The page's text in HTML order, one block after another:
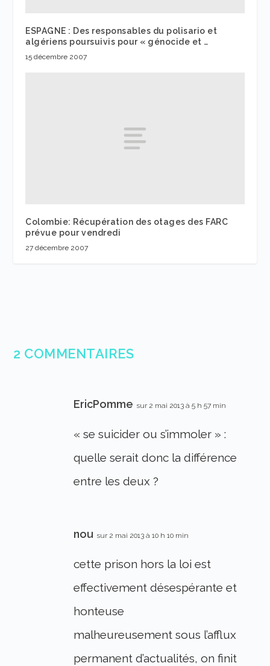
ESPAGNE : Des responsables du polisario et
algériens poursuivis pour « génocide et …
15 décembre 2007
Colombie: Récupération des otages des FARC
prévue pour vendredi
27 décembre 2007
2 COMMENTAIRES
EricPomme sur 2 mai 2013 à 5 h 57 min
« se suicider ou s’immoler » :
quelle serait donc la différence
entre les deux ?
nou sur 2 mai 2013 à 10 h 10 min
cette prison hors la loi est
effectivement désespérante et
honteuse
malheureusement sous l’afflux
permanent d’actualités, on finit